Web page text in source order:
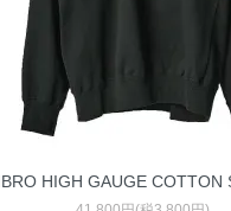
HIGH GAUGE COTTON